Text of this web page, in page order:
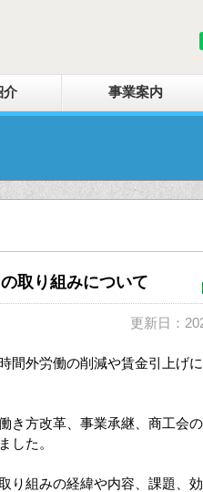
介 事業案内
取り組みについて
更新日：
間外労働の削減や賃金引上げ
き方改革、事業承継、商工会
した。
組みの経緯や内容、課題、